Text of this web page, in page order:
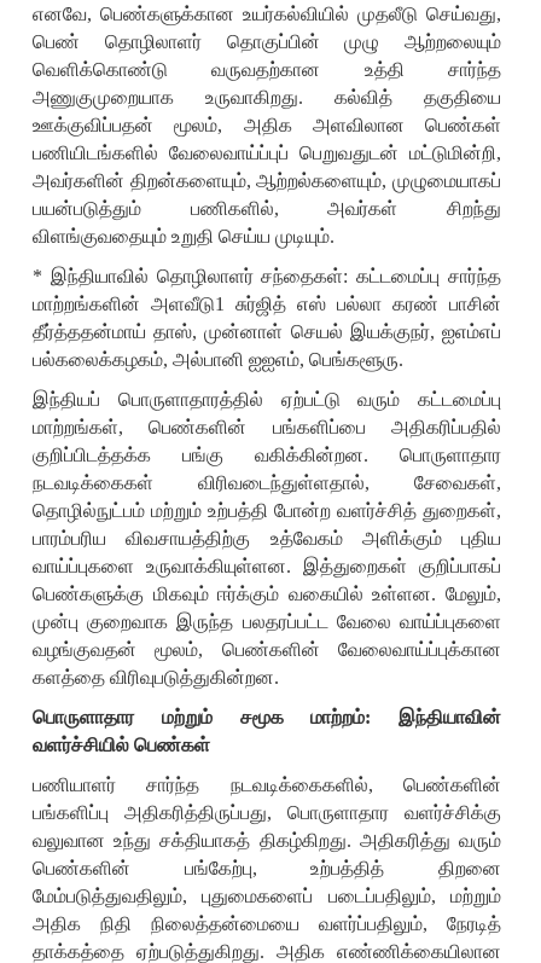
எனவே, பெண்களுக்கான உயர்கல்வியில் முதலீடு செய்வது,
பெண் தொழிலாளர் தொகுப்பின் முழு ஆற்றலையும்
வெளிக்கொண்டு வருவதற்கான உத்தி சார்ந்த
அணுகுமுறையாக உருவாகிறது. கல்வித் தகுதியை
ஊக்குவிப்பதன் மூலம், அதிக அளவிலான பெண்கள்
பணியிடங்களில் வேலைவாய்ப்புப் பெறுவதுடன் மட்டுமின்றி,
அவர்களின் திறன்களையும்,ஆற்றல்களையும்,முழுமையாகப்
பயன்படுத்தும் பணிகளில்,அவர்கள் சிறந்து
விளங்குவதையும் உறுதி செய்ய முடியும்.
* இந்தியாவில் தொழிலாளர் சந்தைகள்: கட்டமைப்பு சார்ந்த
மாற்றங்களின் அளவீடு1
சுர்ஜித் எஸ் பல்லா கரண் பாசின்
தீர்த்ததன்மாய் தாஸ்,முன்னாள் செயல் இயக்குநர்,ஐஎம்எப்
பல்கலைக்கழகம், அல்பானி ஐஐஎம், பெங்களூரு.
இந்தியப் பொருளாதாரத்தில் ஏற்பட்டு வரும் கட்டமைப்பு
மாற்றங்கள்,பெண்களின் பங்களிப்பை அதிகரிப்பதில்
குறிப்பிடத்தக்க பங்கு வகிக்கின்றன. பொருளாதார
நடவடிக்கைகள் விரிவடைந்துள்ளதால், சேவைகள்,
தொழில்நுட்பம் மற்றும் உற்பத்தி போன்ற வளர்ச்சித் துறைகள்,
பாரம்பரிய விவசாயத்திற்கு உத்வேகம் அளிக்கும் புதிய
வாய்ப்புகளை உருவாக்கியுள்ளன. இத்துறைகள் குறிப்பாகப்
பெண்களுக்கு மிகவும் ஈர்க்கும் வகையில் உள்ளன. மேலும்,
முன்பு குறைவாக இருந்த பலதரப்பட்ட வேலை வாய்ப்புகளை
வழங்குவதன் மூலம், பெண்களின் வேலைவாய்ப்புக்கான
களத்தை விரிவுபடுத்துகின்றன.
பொருளாதார மற்றும் சமூக மாற்றம்: இந்தியாவின்
வளர்ச்சியில் பெண்கள்
பணியாளர் சார்ந்த நடவடிக்கைகளில்,பெண்களின்
பங்களிப்பு அதிகரித்திருப்பது, பொருளாதார வளர்ச்சிக்கு
வலுவான உந்து சக்தியாகத் திகழ்கிறது. அதிகரித்து வரும்
பெண்களின் பங்கேற்பு,உற்பத்தித் திறனை
மேம்படுத்துவதிலும்,புதுமைகளைப் படைப்பதிலும்,மற்றும்
அதிக நிதி நிலைத்தன்மையை வளர்ப்பதிலும், நேரடித்
தாக்கத்தை ஏற்படுத்துகிறது. அதிக எண்ணிக்கையிலான